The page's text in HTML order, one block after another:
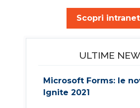
Scopri
ULTIME
Microsoft Forms: le
Ignite 2021